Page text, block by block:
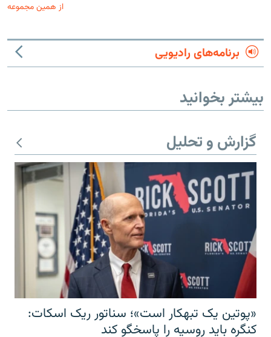
از همین مجموعه
برنامه‌های رادیویی
بیشتر بخوانید
گزارش و تحلیل
«پوتین یک تبهکار است»؛ سناتور ریک اسکات:
کنگره باید روسیه را پاسخگو کند